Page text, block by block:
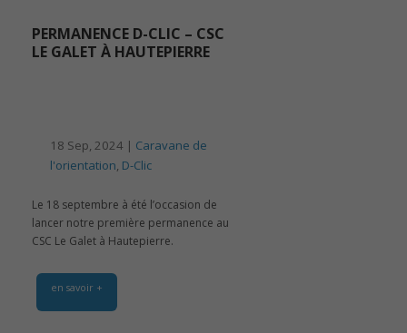
PERMANENCE D-CLIC – CSC
LE GALET À HAUTEPIERRE
18 Sep, 2024 | Caravane de
l'orientation D-Clic
Le 18 septembre à été l’occasion de
lancer notre première permanence au
CSC Le Galet à Hautepierre.
en savoir +